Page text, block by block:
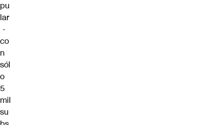
pu
lar
-
co
n
sól
o
5
mil
su